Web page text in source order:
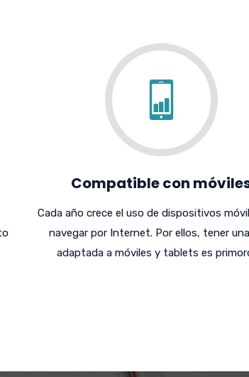
Compatible con
Cada año crece el uso de dispositivos
navegar por Internet. Por ellos, tener
adaptada a móviles y tablets es